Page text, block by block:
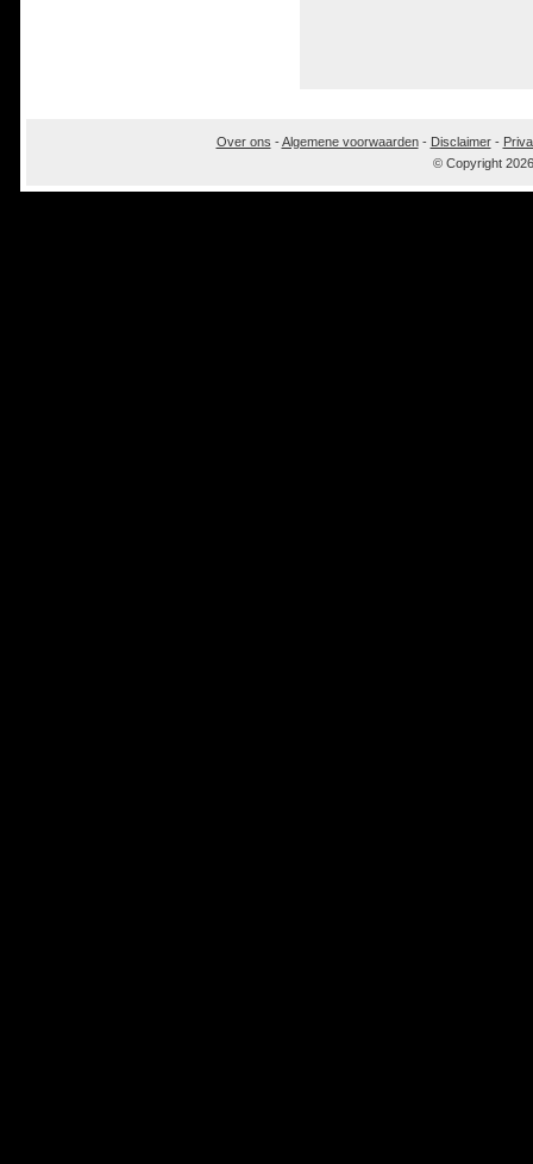
Over ons -Algemene voorwaarden- Disclaimer-
© Copyright